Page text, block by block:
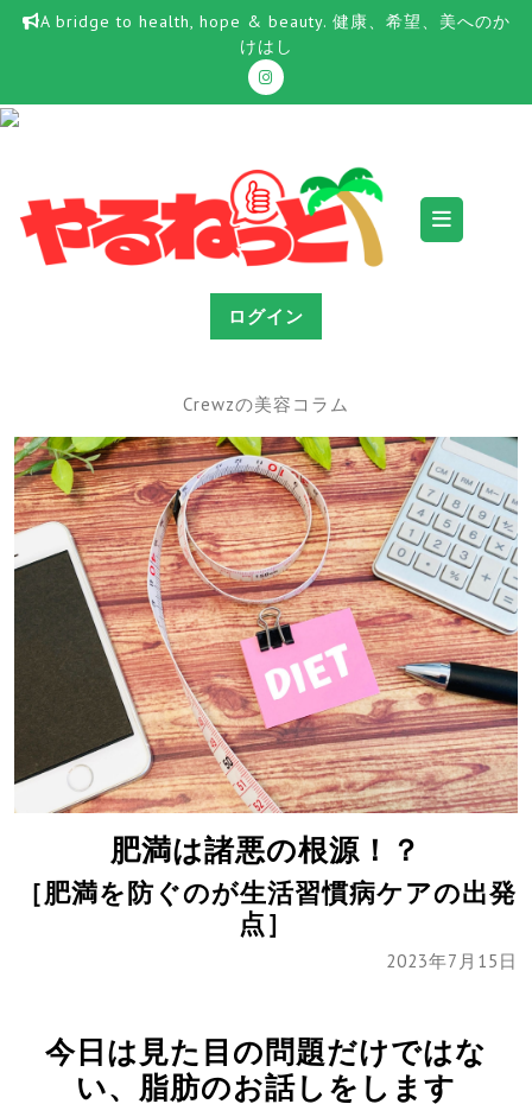
Skip A bridge to health, hope & beauty. 健康、希望、美へのか
けはし
ログイン
Crewzの美容コラム
肥満は諸悪の根源！？
［肥満を防ぐのが生活習慣病ケアの出発
点］
2023年7月15日
今日は見た目の問題だけではな
い、脂肪のお話しをします